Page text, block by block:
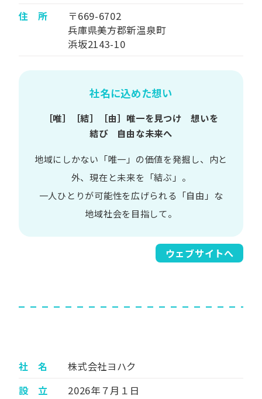
住 所
〒669-6702
兵庫県美方郡新温泉町
浜坂2143-10
社名に込めた想い
［唯］​［結］​［由］ 唯一を​見つけ 想いを​
結び 自由な​未来へ
地域に​しかない​「唯一」の​価値を​発掘し、 内と​
外、​現在と​未来を​「結ぶ」。
一人​ひとりが​可能性を​広げられる 「自由」な​
地域社会を​目指して。​
ウェブサイトへ
社 名
株式会社ヨハク
設 立
2026年７月１日